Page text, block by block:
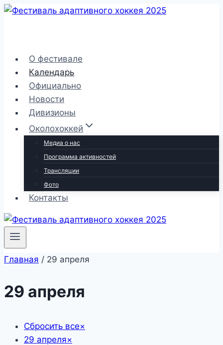
Перейти
О фестивале
Календарь
Официально
Новости
Дивизионы
Околохоккей
Медиа о нас
Программа активностей
Трансляции
Фото
Контакты
Главная / 29 апреля
29 апреля
Сбросить все×
29 апреля×